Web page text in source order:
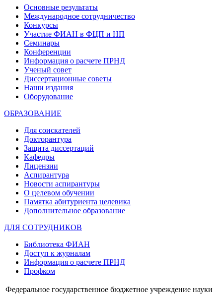
Основные результаты
Международное сотрудничество
Конкурсы
Участие ФИАН в ФЦП и НП
Семинары
Конференции
Информация о расчете ПРНД
Ученый совет
Диссертационные советы
Наши издания
Оборудование
ОБРАЗОВАНИЕ
Для соискателей
Докторантура
Защита диссертаций
Кафедры
Лицензии
Аспирантура
Новости аспирантуры
О целевом обучении
Памятка абитуриента целевика
Дополнительное образование
ДЛЯ СОТРУДНИКОВ
Библиотека ФИАН
Доступ к журналам
Информация о расчете ПРНД
Профком
Федеральное государственное бюджетное учреждение науки